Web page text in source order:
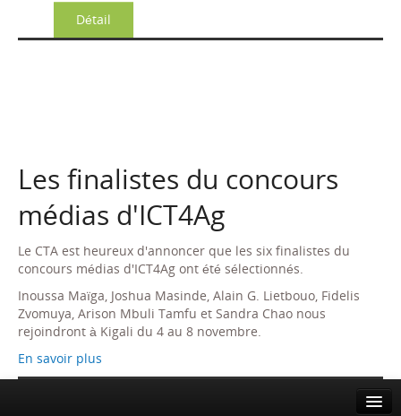
Détail
Les finalistes du concours
médias d'ICT4Ag
Le CTA est heureux d'annoncer que les six finalistes du
concours médias d'ICT4Ag ont été sélectionnés.
Inoussa Maïga, Joshua Masinde, Alain G. Lietbouo, Fidelis
Zvomuya, Arison Mbuli Tamfu et Sandra Chao nous
rejoindront à Kigali du 4 au 8 novembre.
En savoir plus